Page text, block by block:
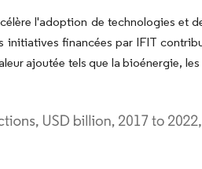
l'adoption de technologies et
initiatives financées par IFIT
ajoutée tels que la bioénergie,